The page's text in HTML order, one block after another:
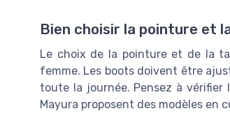
Bien choisir la pointure et
Le choix de la pointure et de la
femme. Les boots doivent être
toute la journée. Pensez à vérifier
Mayura proposent des modèles